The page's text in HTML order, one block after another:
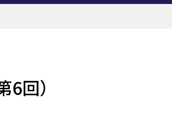
回）